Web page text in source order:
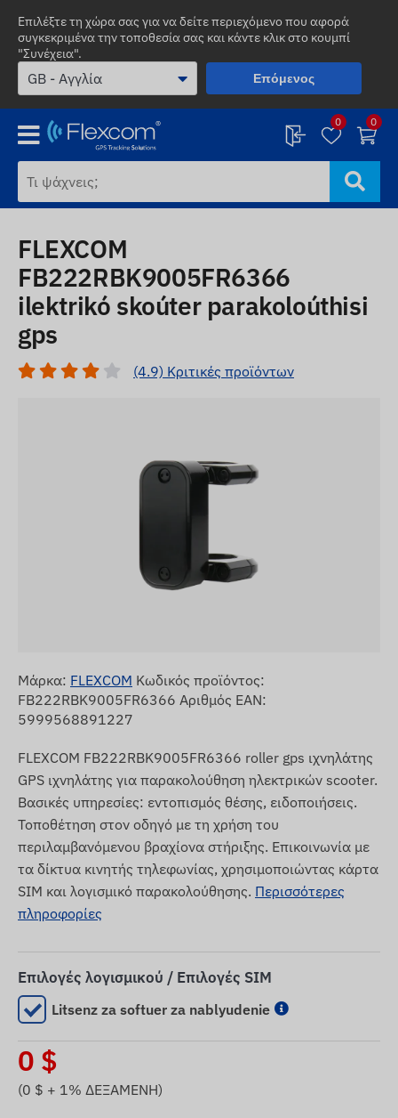
Επιλέξτε τη χώρα σας για να δείτε περιεχόμενο που αφορά
συγκεκριμένα την τοποθεσία σας και κάντε κλικ στο κουμπί
"Συνέχεια".
Επόμενος
0 0
FLEXCOM
FB222RBK9005FR6366
ilektrikó skoúter parakoloúthisi
gps
(4.9) Κριτικές προϊόντων
Μάρκα: FLEXCOM Κωδικός προϊόντος:
FB222RBK9005FR6366 Αριθμός EAN:
5999568891227
FLEXCOM FB222RBK9005FR6366 roller gps ιχνηλάτης
GPS ιχνηλάτης για παρακολούθηση ηλεκτρικών scooter.
Βασικές υπηρεσίες: εντοπισμός θέσης, ειδοποιήσεις.
Τοποθέτηση στον οδηγό με τη χρήση του
περιλαμβανόμενου βραχίονα στήριξης. Επικοινωνία με
τα δίκτυα κινητής τηλεφωνίας, χρησιμοποιώντας κάρτα
SIM και λογισμικό παρακολούθησης. Περισσότερες
πληροφορίες
Επιλογές λογισμικού / Επιλογές SIM
Litsenz za softuer za nablyudenie
0 $
(0 $ + 1% ΔΕΞΑΜΕΝΗ)